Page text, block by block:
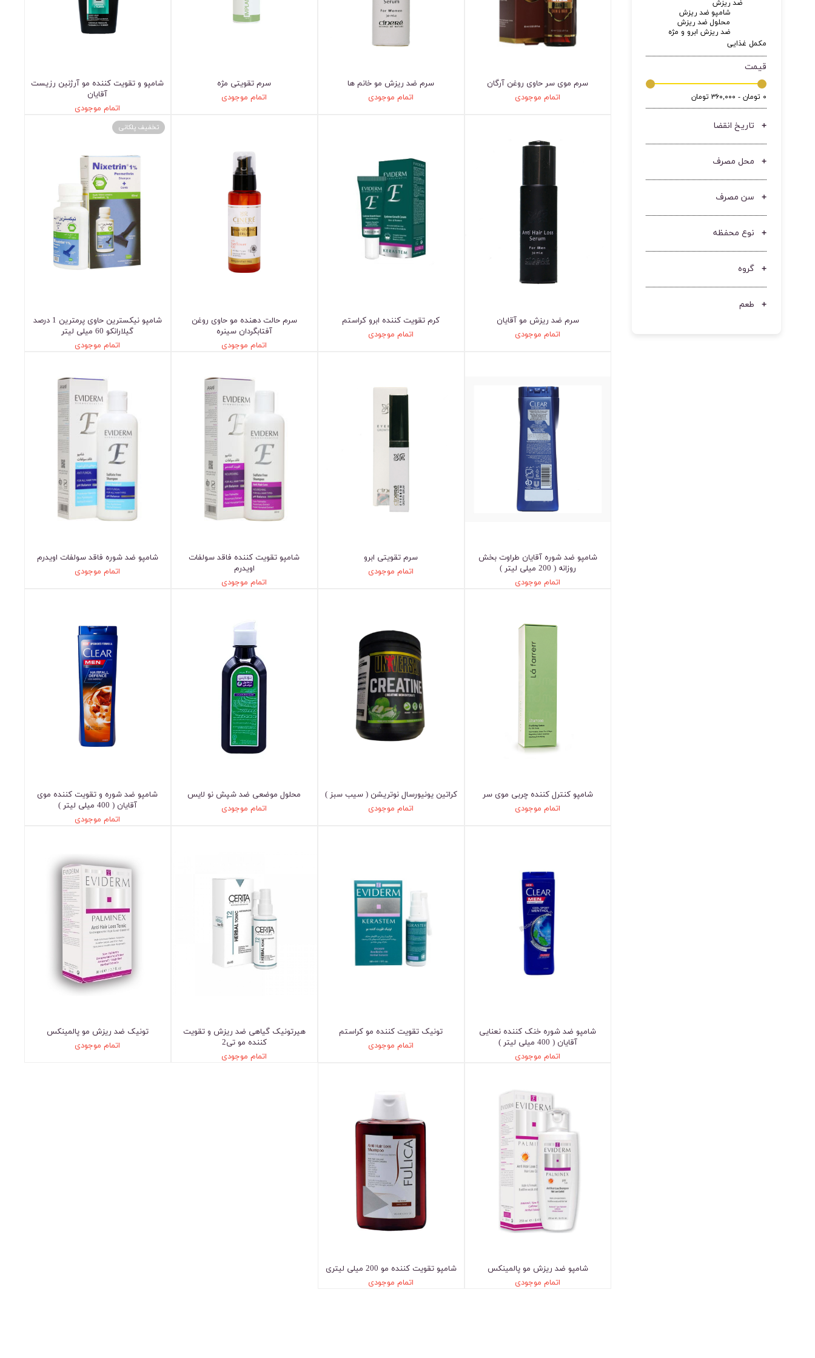
سرم موی سر حاوی روغن آرگان
اتمام موجودی
سرم ضد ریزش مو خانم ها
اتمام موجودی
سرم تقویتی مژه
اتمام موجودی
شامپو و تقویت کننده مو آرژنین رزیست
آقایان
اتمام موجودی
سرم ضد ریزش مو آقایان
اتمام موجودی
کرم تقویت کننده ابرو کراستم
اتمام موجودی
سرم حالت دهنده مو حاوی روغن
آفتابگردان سینره
اتمام موجودی
شامپو نیکسترین حاوی پرمترین 1 درصد
گیلارانکو 60 میلی لیتر
اتمام موجودی
تخفیف پلکانی
شامپو ضد شوره آقایان طراوت بخش
روزانه ( 200 میلی لیتر )
اتمام موجودی
سرم تقویتی ابرو
اتمام موجودی
شامپو تقویت کننده فاقد سولفات
اویدرم
اتمام موجودی
شامپو ضد شوره فاقد سولفات اویدرم
اتمام موجودی
شامپو کنترل کننده چربی موی سر
اتمام موجودی
کراتین یونیورسال نوتریشن ( سیب سبز )
اتمام موجودی
محلول موضعی ضد شپش نو لایس
اتمام موجودی
شامپو ضد شوره و تقویت کننده موی
آقایان ( 400 میلی لیتر )
اتمام موجودی
شامپو ضد شوره خنک کننده نعنایی
آقایان ( 400 میلی لیتر )
اتمام موجودی
تونیک تقویت کننده مو کراستم
اتمام موجودی
هیرتونیک گیاهی ضد ریزش و تقویت
کننده مو تی2
اتمام موجودی
تونیک ضد ریزش مو پالمینکس
اتمام موجودی
شامپو ضد ریزش مو پالمینکس
اتمام موجودی
شامپو تقویت کننده مو 200 میلی لیتری
اتمام موجودی
ضد ریزش
شامپو ضد ریزش
محلول ضد ریزش
ضد ریزش ابرو و مژه
مکمل غذایی
قیمت
۰ تومان - ۳۶۰,۰۰۰ تومان
تاریخ انقضا
محل مصرف
سن مصرف
نوع محفظه
گروه
طعم